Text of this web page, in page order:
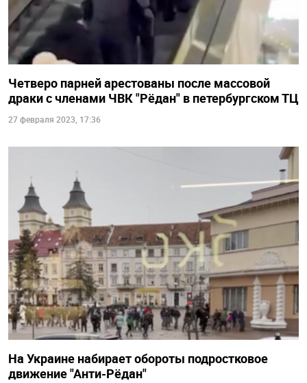
Четверо парней арестованы после массовой
драки с членами ЧВК "Рёдан" в петербургском ТЦ
27 февраля 2023, 17:36
На Украине набирает обороты подростковое
движение "Анти-Рёдан"